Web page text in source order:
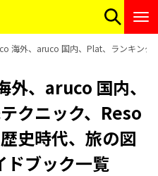
海外、aruco 国内、Plat、ランキン
、aruco 国内、
クニック、Reso
史時代、旅の図
ブック一覧